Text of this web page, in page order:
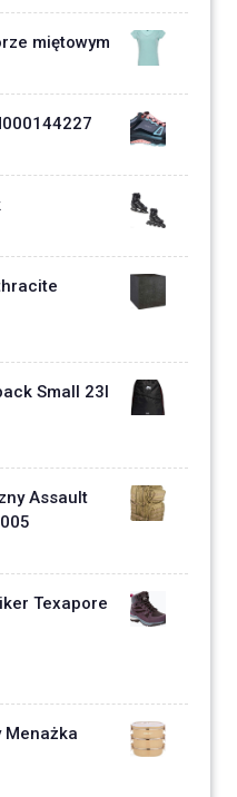
miętowym
Small 23l
Assault
Texapore
Menażka